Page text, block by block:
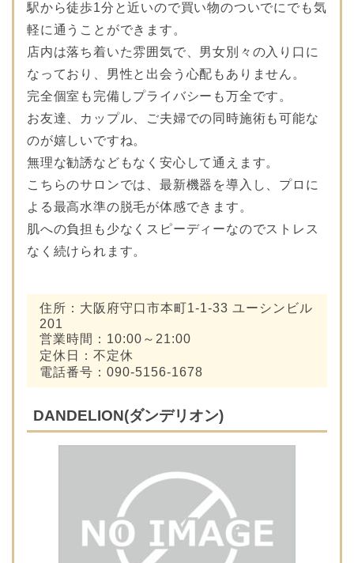
駅から徒歩1分と近いので買い物のついでにでも気
軽に通うことができます。
店内は落ち着いた雰囲気で、男女別々の入り口に
なっており、男性と出会う心配もありません。
完全個室も完備しプライバシーも万全です。
お友達、カップル、ご夫婦での同時施術も可能な
のが嬉しいですね。
無理な勧誘などもなく安心して通えます。
こちらのサロンでは、最新機器を導入し、プロに
よる最高水準の脱毛が体感できます。
肌への負担も少なくスピーディーなのでストレス
なく続けられます。
住所：大阪府守口市本町1-1-33 ユーシンビル
201
営業時間：10:00～21:00
定休日：不定休
電話番号：090-5156-1678
DANDELION(ダンデリオン)